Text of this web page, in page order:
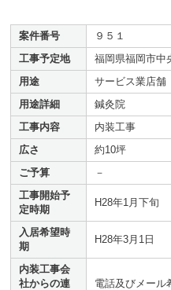
案件番号
９５１
工事予定地
福岡県福岡市中
用途
サービス業店舗
用途詳細
鍼灸院
工事内容
内装工事
広さ
約10坪
ご予算
－
工事開始予
定時期
H28年1月下旬
入居希望時
期
H28年3月1日
内装工事会
社からの連
電話及びメール